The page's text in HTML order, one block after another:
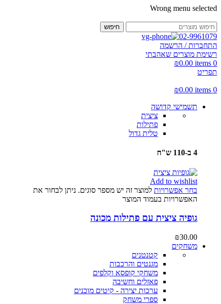
Wrong menu selected
חיפוש
02-9961079
התחברות / הרשמה
רשימת מוצרים שאהבתי
0
items
₪0.00
תפריט
0
items
₪0.00
תשמישי קדושה
ציצית
פתילות
טלית גדול
4 ב-110 ש"ח
Add to wishlist
בחר אפשרויות למוצר זה יש מספר סוגים. ניתן לבחור את
האפשרויות בעמוד המוצר
גופיה ציצית עם פתילות מכונה
₪30.00
משחקים
קטנטנים
מגנטים והרכבות
משחקי קופסא וקלפים
פאזלים וחשיבה
ערכות יצירה - קיטים מוכנים
ספרי משחק